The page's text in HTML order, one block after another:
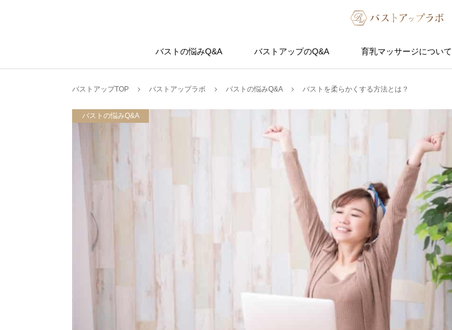
バストの悩みQ&A バストアップのQ&A 育乳マッサージについて
バストアップTOP バストアップラボ バストの悩みQ&A バストを柔らかくする方法とは？
バストの悩みQ&A